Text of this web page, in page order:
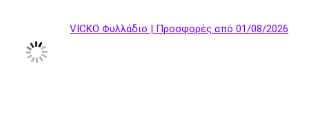
VICKO Φυλλάδιο | Προσφορές από 01/08/2026